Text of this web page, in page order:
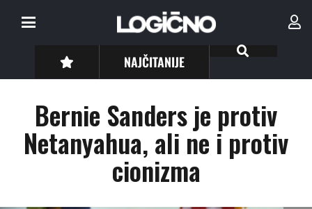
NAJČITANIJE
Bernie Sanders je protiv
Netanyahua, ali ne i protiv
cionizma